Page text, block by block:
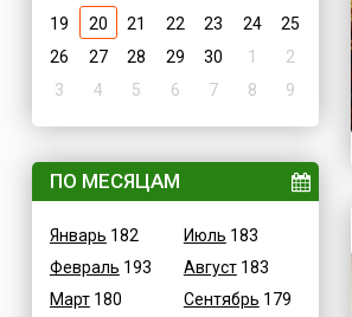
19
20 21 22 23 24
25
26
27 28 29 30 1
2
3
4 5 6 7 8 9
ПО МЕСЯЦАМ
Январь 182
Февраль 193
Март180
Июль 183
Август183
Сентябрь 179